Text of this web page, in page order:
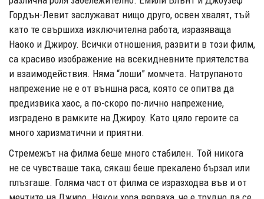
Гордън-Левит заслужават нищо друго, освен хвалят, тъй
като те свършиха изключителна работа, изразяваща
Наоко и Джироу. Всички отношения, развити в този филм,
са красиво изображение на всекидневните приятелства
и взаимодействия. Няма “лоши” момчета. Натрупаното
напрежение не е от външна раса, която се опитва да
предизвика хаос, а по-скоро по-лично напрежение,
изградено в рамките на Джироу. Като цяло героите са
много харизматични и приятни.
Стремежът на филма беше много стабилен. Той никога
не се чувстваше така, сякаш беше прекалено бързал или
плъзгаше. Голяма част от филма се изразходва във и от